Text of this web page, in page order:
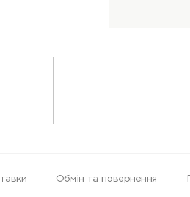
Обмін та повернення